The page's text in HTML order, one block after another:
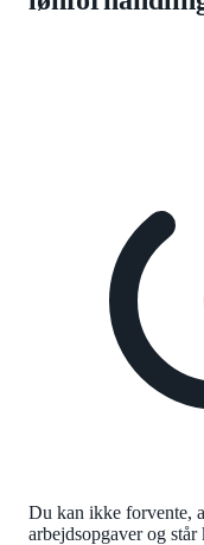
Du kan ikke forvente,
arbejdsopgaver og